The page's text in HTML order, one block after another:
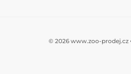
© 2026 www.zoo-prodej.cz